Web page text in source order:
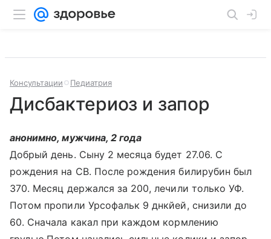
Консультации Педиатрия
Дисбактериоз и запор
анонимно, мужчина, 2 года
Добрый день. Сыну 2 месяца будет 27.06. С
рождения на СВ. После рождения билирубин был
370. Месяц держался за 200, лечили только УФ.
Потом пропили Урсофальк 9 днкйей, снизили до
60. Сначала какал при каждом кормлению